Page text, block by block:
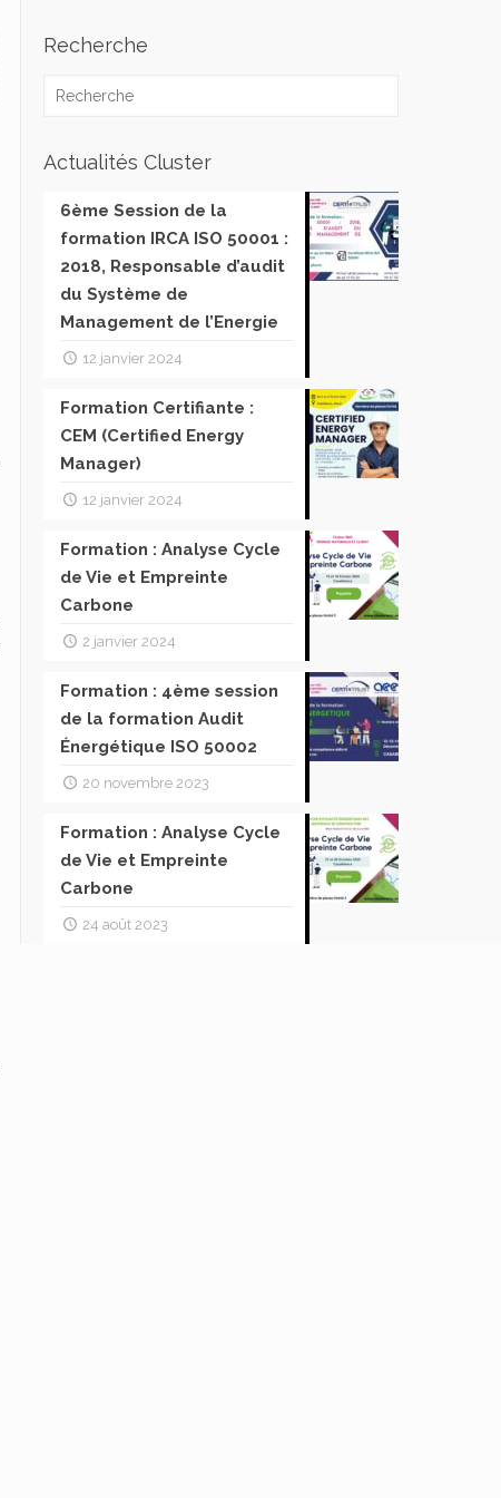
Recherche
Actualités Cluster
6ème Session de la
formation IRCA ISO 50001 :
2018, Responsable d’audit
du Système de
Management de l’Energie
12 janvier 2024
Formation Certifiante :
CEM (Certified Energy
Manager)
12 janvier 2024
Formation : Analyse Cycle
de Vie et Empreinte
Carbone
2 janvier 2024
Formation : 4ème session
de la formation Audit
Énergétique ISO 50002
20 novembre 2023
Formation : Analyse Cycle
de Vie et Empreinte
Carbone
24 août 2023